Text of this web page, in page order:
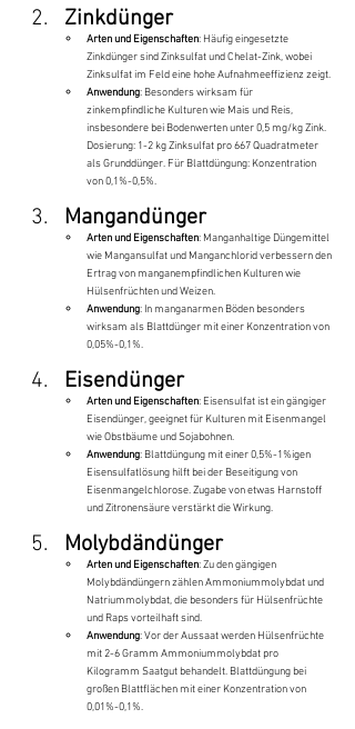
Zinkdünger
Arten und Eigenschaften: Häufig eingesetzte
Zinkdünger sind Zinksulfat und Chelat-Zink, wobei
Zinksulfat im Feld eine hohe Aufnahmeeffizienz zeigt.
Anwendung: Besonders wirksam für
zinkempfindliche Kulturen wie Mais und Reis,
insbesondere bei Bodenwerten unter 0,5 mg/kg Zink.
Dosierung: 1-2 kg Zinksulfat pro 667 Quadratmeter
als Grunddünger. Für Blattdüngung: Konzentration
von 0,1%-0,5%.
Mangandünger
Arten und Eigenschaften: Manganhaltige Düngemittel
wie Mangansulfat und Manganchlorid verbessern den
Ertrag von manganempfindlichen Kulturen wie
Hülsenfrüchten und Weizen.
Anwendung: In manganarmen Böden besonders
wirksam als Blattdünger mit einer Konzentration von
0,05%-0,1%.
Eisendünger
Arten und Eigenschaften: Eisensulfat ist ein gängiger
Eisendünger, geeignet für Kulturen mit Eisenmangel
wie Obstbäume und Sojabohnen.
Anwendung: Blattdüngung mit einer 0,5%-1%igen
Eisensulfatlösung hilft bei der Beseitigung von
Eisenmangelchlorose. Zugabe von etwas Harnstoff
und Zitronensäure verstärkt die Wirkung.
Molybdändünger
Arten und Eigenschaften: Zu den gängigen
Molybdändüngern zählen Ammoniummolybdat und
Natriummolybdat, die besonders für Hülsenfrüchte
und Raps vorteilhaft sind.
Anwendung: Vor der Aussaat werden Hülsenfrüchte
mit 2-6 Gramm Ammoniummolybdat pro
Kilogramm Saatgut behandelt. Blattdüngung bei
großen Blattflächen mit einer Konzentration von
0,01%-0,1%.